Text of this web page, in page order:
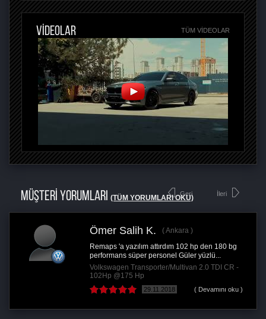
VİDEOLAR TÜM VIDEOLAR
MÜŞTERİ YORUMLARI (TÜM YORUMLARI OKU)
Geri
Ömer Salih K.
Ankara
Remaps 'a yazılım attırdım 102 hp den 180 bg
performans süper personel Güler yüzlü...
Volkswagen Transporter/Multivan 2.0 TDI CR -
102Hp @175 Hp
29.11.2018 ( Devamını oku )
İleri